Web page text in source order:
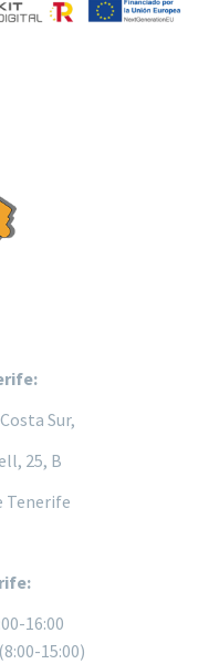
Sur,
25, B
Tenerife
16:00
15:00)